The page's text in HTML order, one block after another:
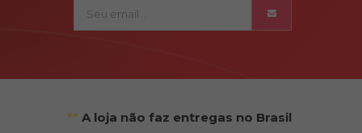
** A loja não faz entregas no Brasil